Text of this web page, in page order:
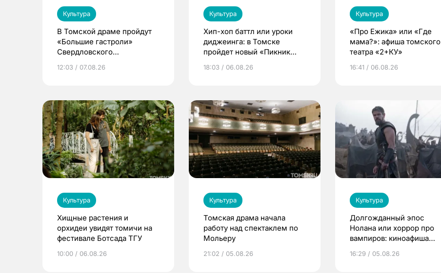
Культура
В Томской драме пройдут
«Большие гастроли»
Свердловского
драмы
12:03 / 07.08.26
Культура
Хип-хоп баттл или уроки
диджеинга: в Томске
пройдет новый «Пикник
18:03 / 06.08.26
Культура
«Про Ежика» или «Где
мама?»: афиша томского
театра «2+КУ»
16:41 / 06.08.26
Культура
Хищные растения и
орхидеи увидят томичи на
фестивале Ботсада ТГУ
10:00 / 06.08.26
Культура
Томская драма начала
работу над спектаклем по
Мольеру
21:02 / 05.08.26
Культура
Долгожданный эпос
Нолана или хоррор про
вампиров: киноафиша
16:29 / 05.08.26